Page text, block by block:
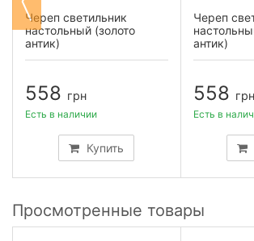
Череп светильник
настольный (золото
антик)
558 грн
Купить
Есть в наличии
Череп
антик)
558 грн
Есть в
Просмотренные товары